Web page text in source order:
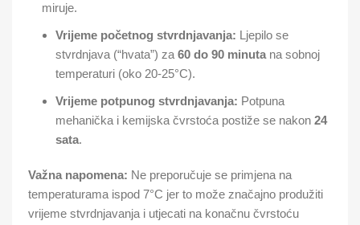
miruje.
Vrijeme početnog stvrdnjavanja: Ljepilo se
stvrdnjava (“hvata”) za 60 do 90 minuta na sobnoj
temperaturi (oko 20-25°C).
Vrijeme potpunog stvrdnjavanja: Potpuna
mehanička i kemijska čvrstoća postiže se nakon 24
sata.
Važna napomena: Ne preporučuje se primjena na
temperaturama ispod 7°C jer to može značajno produžiti
vrijeme stvrdnjavanja i utjecati na konačnu čvrstoću